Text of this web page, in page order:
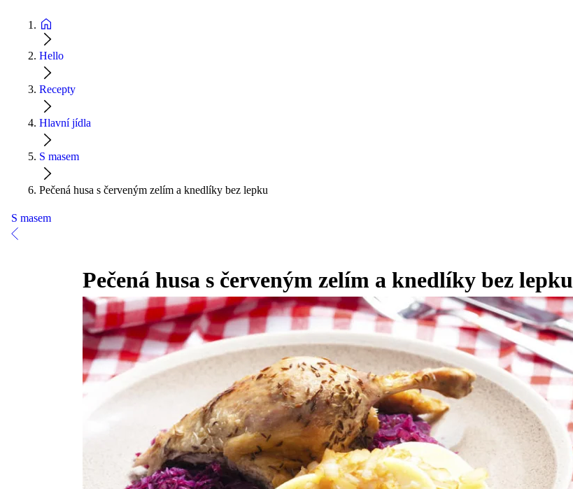
Hello
Recepty
Hlavní jídla
S masem
Pečená husa s červeným zelím a knedlíky bez lepku
S masem
Pečená husa s červeným zelím a knedlíky bez lepku